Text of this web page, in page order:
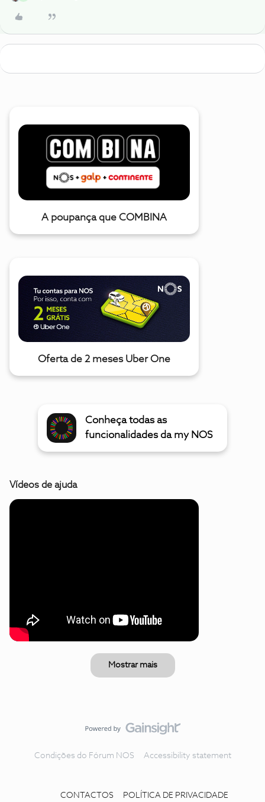
A poupança que COMBINA
Oferta de 2 meses Uber One
Conheça todas as
funcionalidades da my NOS
Vídeos de ajuda
Mostrar mais
Condições do Fórum NOS Accessibility statement
CONTACTOS POLÍTICA DE PRIVACIDADE